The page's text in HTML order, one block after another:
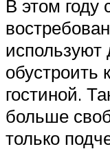
В этом году
используют
обустроить
гостиной.
больше
только